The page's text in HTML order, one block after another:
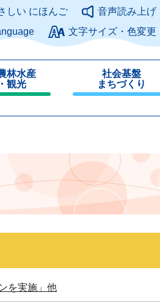
このページの本文へ
しい にほんご
音声読み上げ
文字サイズ・色変更
林水産
観光
社会基盤
まちづくり
じ
を実施」他